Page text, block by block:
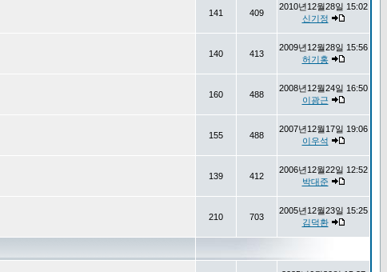
141 409
2010년12월28일 15:02
신기정
140 413
2009년12월28일 15:56
허기홍
160 488
2008년12월24일 16:50
이광근
155 488
2007년12월17일 19:06
이우석
139 412
2006년12월22일 12:52
박대준
210 703
2005년12월23일 15:25
김덕환